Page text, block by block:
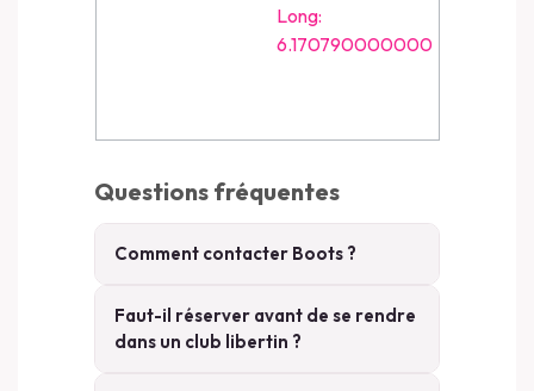
Long:
6.170790000000
Questions fréquentes
Comment contacter Boots ?
Faut-il réserver avant de se rendre
dans un club libertin ?